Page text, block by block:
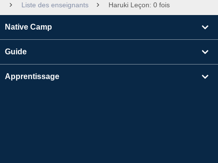
Liste des enseignants
Haruki Leçon: 0 fois
Native Camp
Guide
Apprentissage